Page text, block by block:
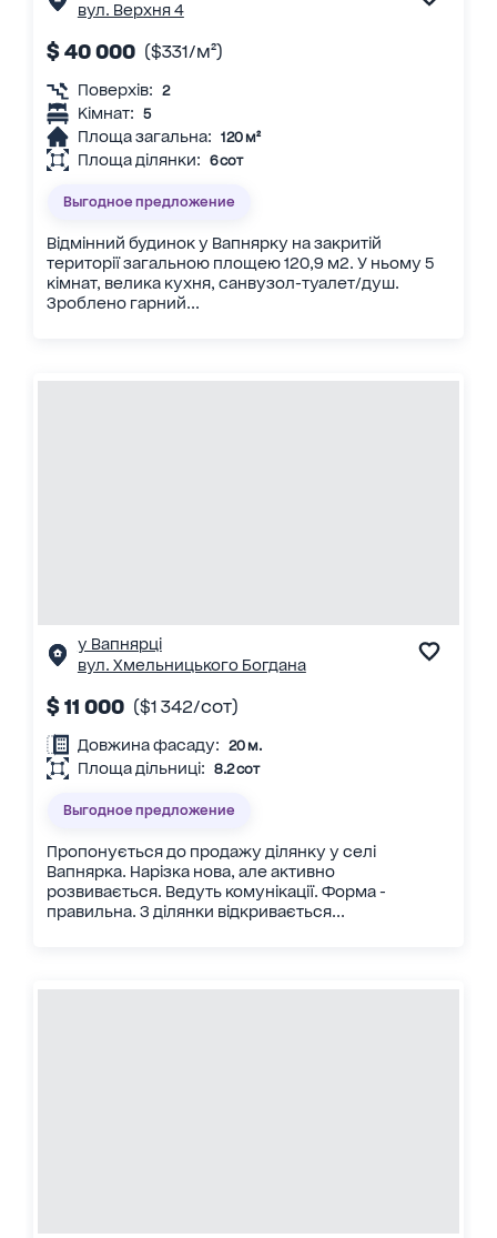
вул. Верхня 4
$ 40 000 ($331/м²)
Поверхів: 2
Кімнат: 5
Площа загальна: 120 м²
Площа ділянки: 6 сот
Выгодное предложение
Відмінний будинок у Вапнярку на закритій
території загальною площею 120,9 м2. У ньому 5
кімнат, велика кухня, санвузол-туалет/душ.
Зроблено гарний...
у Вапнярці
вул. Хмельницького Богдана
$ 11 000 ($1 342/сот)
Довжина фасаду: 20 м.
Площа дільниці: 8.2 сот
Выгодное предложение
Пропонується до продажу ділянку у селі
Вапнярка. Нарізка нова, але активно
розвивається. Ведуть комунікації. Форма -
правильна. З ділянки відкривається...